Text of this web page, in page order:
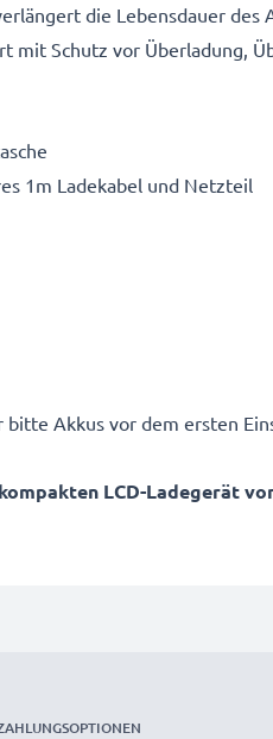
die Lebensdauer des
mit Schutz vor Überladung,
1m Ladekabel und Netzteil
Akkus vor dem ersten
LCD-Ladegerät